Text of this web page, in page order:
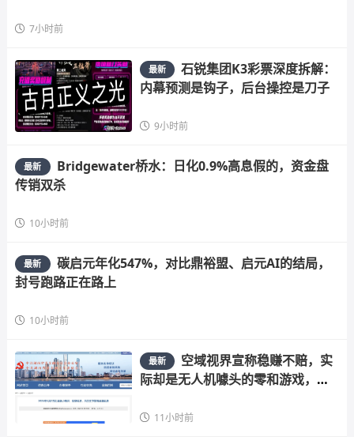
7小时前
最新
石锐集团K3彩票深度拆解：
内幕预测是钩子，后台操控是刀子
9小时前
最新
Bridgewater桥水：日化0.9%高息假的，资金盘
传销双杀
10小时前
最新
碳启元年化547%，对比鼎裕盟、启元AI的结局，
封号跑路正在路上
10小时前
最新
空域视界宣称稳赚不赔，实
际却是无人机噱头的零和游戏，高
11小时前